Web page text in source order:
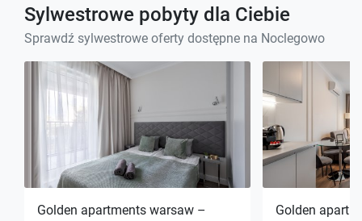
Sylwestrowe pobyty dla Ciebie
Sprawdź sylwestrowe oferty dostępne na Noclegowo
Golden apartments warsaw –
Golden